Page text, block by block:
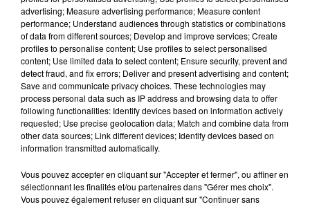
advertising; Measure advertising performance; Measure content
performance; Understand audiences through statistics or combinations
of data from different sources; Develop and improve services; Create
profiles to personalise content; Use profiles to select personalised
content; Use limited data to select content; Ensure security, prevent and
detect fraud, and fix errors; Deliver and present advertising and content;
Save and communicate privacy choices. These technologies may
process personal data such as IP address and browsing data to offer
following functionalities: Identify devices based on information actively
requested; Use precise geolocation data; Match and combine data from
other data sources; Link different devices; Identify devices based on
information transmitted automatically.
Vous pouvez accepter en cliquant sur "Accepter et fermer", ou affiner en
sélectionnant les finalités et/ou partenaires dans "Gérer mes choix".
Vous pouvez également refuser en cliquant sur "Continuer sans